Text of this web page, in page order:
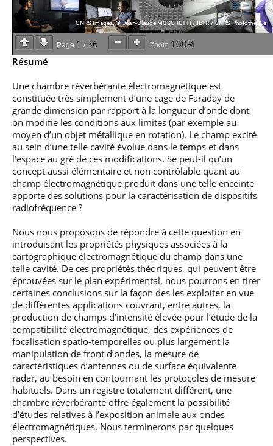
Page 1 / 36 Zoom 100%
Résumé
Une chambre réverbérante électromagnétique est
constituée très simplement d’une cage de Faraday de
grande dimension par rapport à la longueur d’onde dont
on modifie les conditions aux limites (par exemple au
moyen d’un objet métallique en rotation). Le champ excité
au sein d’une telle cavité évolue dans le temps et dans
l’espace au gré de ces modifications. Se peut-il qu’un
concept aussi élémentaire et non contrôlable quant au
champ électromagnétique produit dans une telle enceinte
apporte des solutions pour la caractérisation de dispositifs
radiofréquence ?
Nous nous proposons de répondre à cette question en
introduisant les propriétés physiques associées à la
cartographique électromagnétique du champ dans une
telle cavité. De ces propriétés théoriques, qui peuvent être
éprouvées sur le plan expérimental, nous pourrons en tirer
certaines conclusions sur la façon des les exploiter en vue
de différentes applications couvrant, entre autres, la
production de champs d’intensité élevée pour l’étude de la
compatibilité électromagnétique, des expériences de
focalisation spatio-temporelles ou plus largement la
manipulation de front d’ondes, la mesure de
caractéristiques d’antennes ou de surface équivalente
radar, au besoin en contournant les protocoles de mesure
habituels. Dans un registre totalement différent, une
chambre réverbérante offre également la possibilité
d’études relatives à l’exposition animale aux ondes
électromagnétiques. Nous terminerons par quelques
perspectives.